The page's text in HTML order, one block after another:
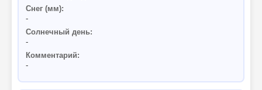
Снег (мм):
-
Солнечный день:
-
Комментарий:
-